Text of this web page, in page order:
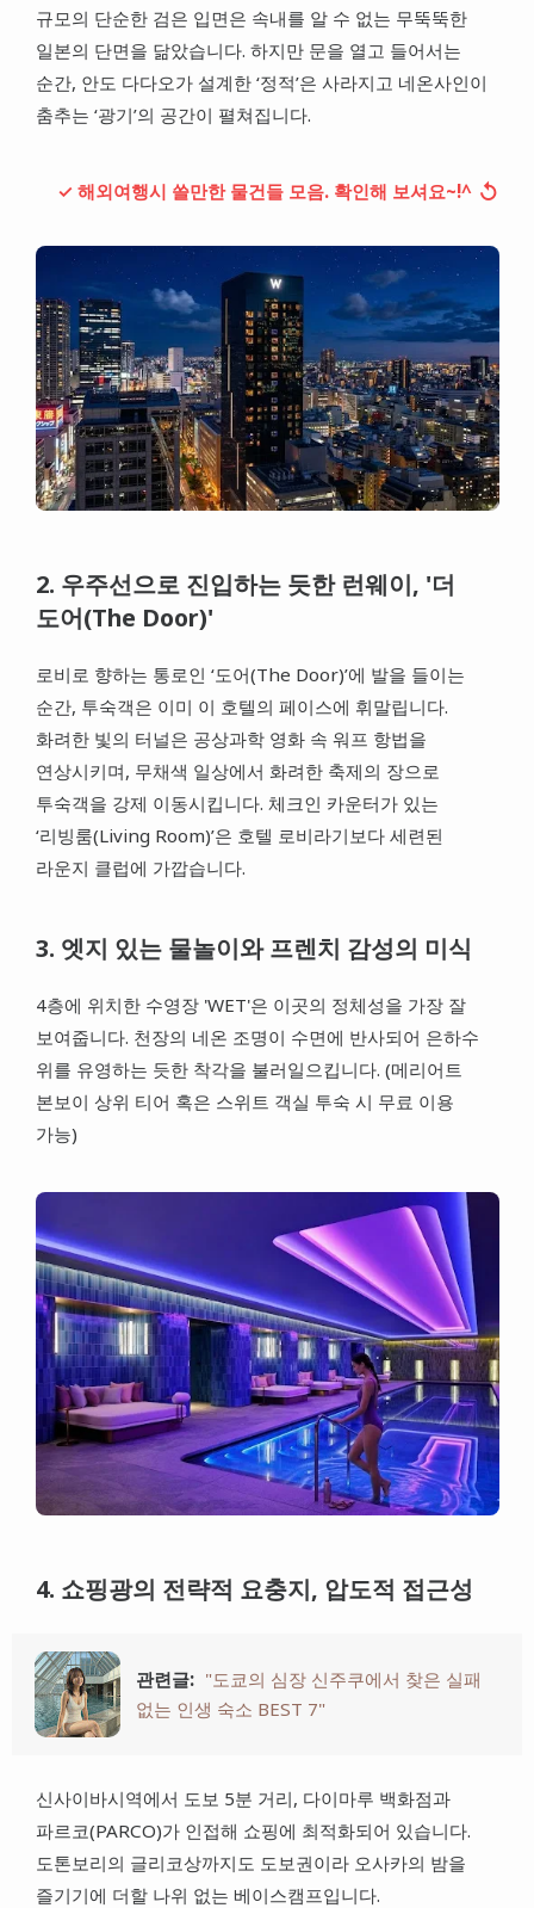
규모의 단순한 검은 입면은 속내를 알 수 없는 무뚝뚝한
일본의 단면을 닮았습니다. 하지만 문을 열고 들어서는
순간, 안도 다다오가 설계한 ‘정적’은 사라지고 네온사인이
춤추는 ‘광기’의 공간이 펼쳐집니다.
✓ 해외여행시 쓸만한 물건들 모음. 확인해 보셔요~!^ ↺
2. 우주선으로 진입하는 듯한 런웨이, '더
도어(The Door)'
로비로 향하는 통로인 ‘도어(The Door)’에 발을 들이는
순간, 투숙객은 이미 이 호텔의 페이스에 휘말립니다.
화려한 빛의 터널은 공상과학 영화 속 워프 항법을
연상시키며, 무채색 일상에서 화려한 축제의 장으로
투숙객을 강제 이동시킵니다. 체크인 카운터가 있는
‘리빙룸(Living Room)’은 호텔 로비라기보다 세련된
라운지 클럽에 가깝습니다.
3. 엣지 있는 물놀이와 프렌치 감성의 미식
4층에 위치한 수영장 'WET'은 이곳의 정체성을 가장 잘
보여줍니다. 천장의 네온 조명이 수면에 반사되어 은하수
위를 유영하는 듯한 착각을 불러일으킵니다. (메리어트
본보이 상위 티어 혹은 스위트 객실 투숙 시 무료 이용
가능)
4. 쇼핑광의 전략적 요충지, 압도적 접근성
관련글: "도쿄의 심장 신주쿠에서 찾은 실패
없는 인생 숙소 BEST 7"
신사이바시역에서 도보 5분 거리, 다이마루 백화점과
파르코(PARCO)가 인접해 쇼핑에 최적화되어 있습니다.
도톤보리의 글리코상까지도 도보권이라 오사카의 밤을
즐기기에 더할 나위 없는 베이스캠프입니다.